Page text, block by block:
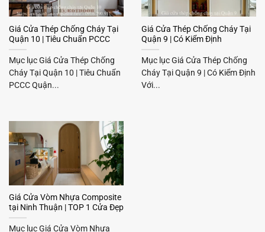
Giá Cửa Thép Chống Cháy Tại
Quận 10 | Tiêu Chuẩn PCCC
Mục lục Giá Cửa Thép Chống
Cháy Tại Quận 10 | Tiêu Chuẩn
PCCC Quận...
Giá Cửa Thép Chống Cháy Tại
Quận 9 | Có Kiểm Định
Mục lục Giá Cửa Thép Chống
Cháy Tại Quận 9 | Có Kiểm Định
Với...
Giá Cửa Vòm Nhựa Composite
tại Ninh Thuận | TOP 1 Cửa Đẹp
Mục lục Giá Cửa Vòm Nhựa